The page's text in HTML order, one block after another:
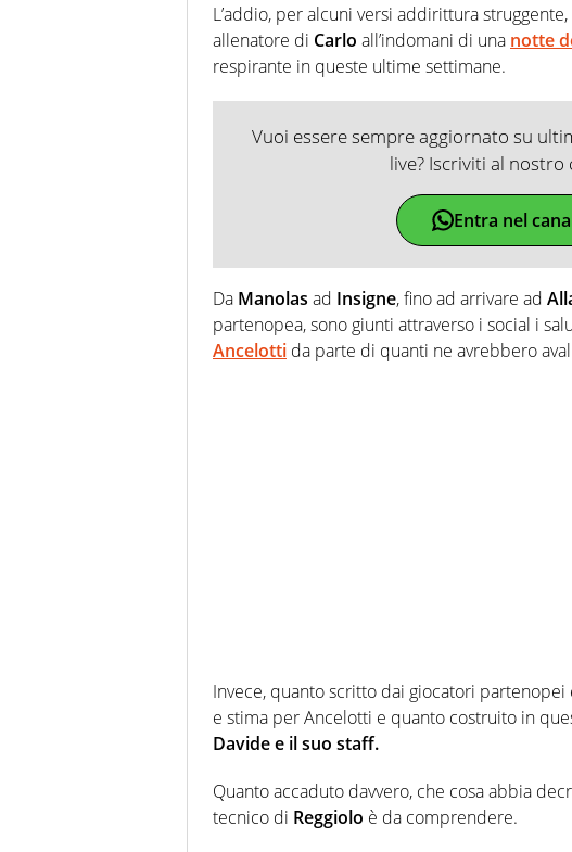
L’addio, per alcuni versi addirittura
allenatore di Carlo all’indomani di una notte
respirante in queste ultime settimane.
Vuoi essere sempre aggiornato su
live? Iscriviti al nostro
Entra nel
Da Manolas ad Insigne, fino ad arrivare ad
partenopea, sono giunti attraverso i social i
Ancelotti da parte di quanti ne avrebbero
Invece, quanto scritto dai giocatori
e stima per Ancelotti e quanto costruito in
Davide e il suo staff.
Quanto accaduto davvero, che cosa abbia
tecnico di Reggiolo è da comprendere.